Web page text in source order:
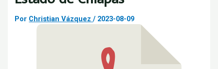
Por Christian Vázquez/ 2023-08-09